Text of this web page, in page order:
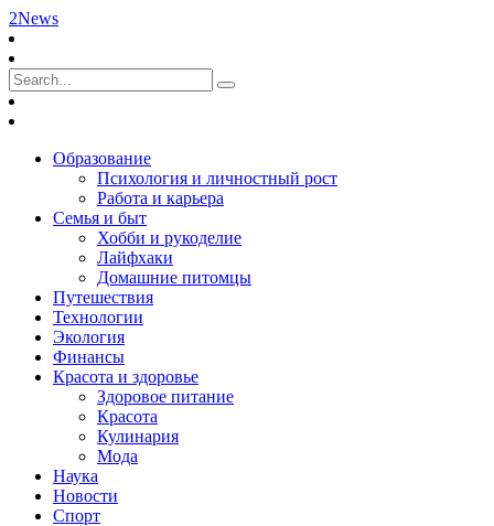
2News
Образование
Психология и личностный рост
Работа и карьера
Семья и быт
Хобби и рукоделие
Лайфхаки
Домашние питомцы
Путешествия
Технологии
Экология
Финансы
Красота и здоровье
Здоровое питание
Красота
Кулинария
Мода
Наука
Новости
Спорт